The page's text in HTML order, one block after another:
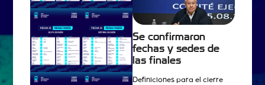
Se confirmaron
fechas y sedes de
las finales
Definiciones para el cierre